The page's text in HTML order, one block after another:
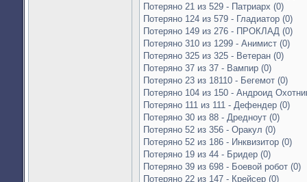
Потеряно 21 из 529 - Патриарх (0)
Потеряно 124 из 579 - Гладиатор (0)
Потеряно 149 из 276 - ПРОКЛАД (0)
Потеряно 310 из 1299 - Анимист (0)
Потеряно 325 из 325 - Ветеран (0)
Потеряно 37 из 37 - Вампир (0)
Потеряно 23 из 18110 - Бегемот (0)
Потеряно 104 из 150 - Андроид
Потеряно 111 из 111 - Дефендер (0)
Потеряно 30 из 88 - Дредноут (0)
Потеряно 52 из 356 - Оракул (0)
Потеряно 52 из 186 - Инквизитор (0)
Потеряно 19 из 44 - Бридер (0)
Потеряно 39 из 698 - Боевой робот (0)
Потеряно 22 из 147 - Крейсер (0)